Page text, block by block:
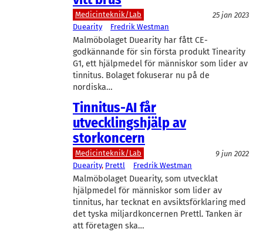
Medicinteknik/Lab
25 jan 2023
Duearity
Fredrik Westman
Malmöbolaget Duearity har fått CE-
godkännande för sin första produkt Tinearity
G1, ett hjälpmedel för människor som lider av
tinnitus. Bolaget fokuserar nu på de
nordiska…
Tinnitus-AI får
utvecklingshjälp av
storkoncern
Medicinteknik/Lab
9 jun 2022
Duearity, Prettl Fredrik Westman
Malmöbolaget Duearity, som utvecklat
hjälpmedel för människor som lider av
tinnitus, har tecknat en avsiktsförklaring med
det tyska miljardkoncernen Prettl. Tanken är
att företagen ska…